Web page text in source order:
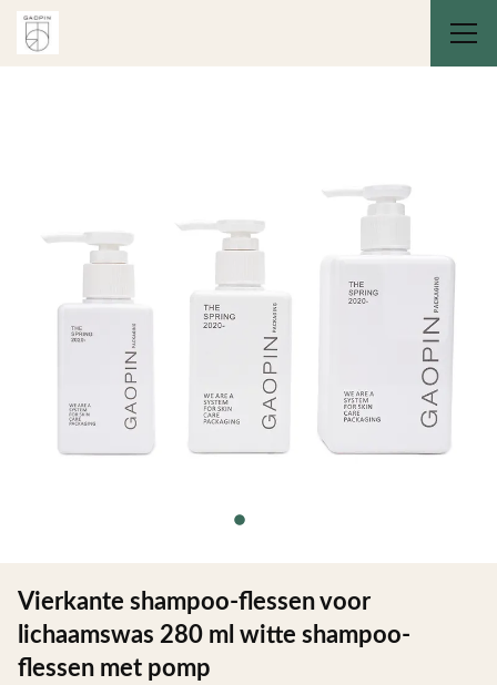
Vierkante shampoo-flessen voor
lichaamswas 280 ml witte shampoo-
flessen met pomp